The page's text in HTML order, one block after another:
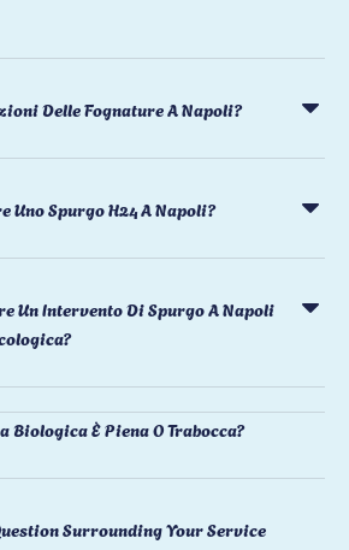
Delle Fognature A Napoli?
Uno Spurgo H24 A Napoli?
Un Intervento Di Spurgo A Napoli
Biologica È Piena O Trabocca?
Surrounding Your Service